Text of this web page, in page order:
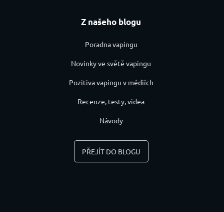
Z našeho blogu
Poradna vapingu
Novinky ve světě vapingu
Pozitiva vapingu v médiích
Recenze, testy, videa
Návody
PŘEJÍT DO BLOGU